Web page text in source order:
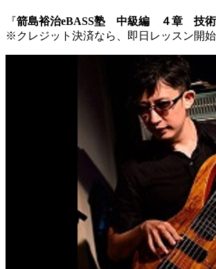
『箭島裕治eBASS塾 中級編 ４章 技術
※クレジット決済なら、即日レッスン開始